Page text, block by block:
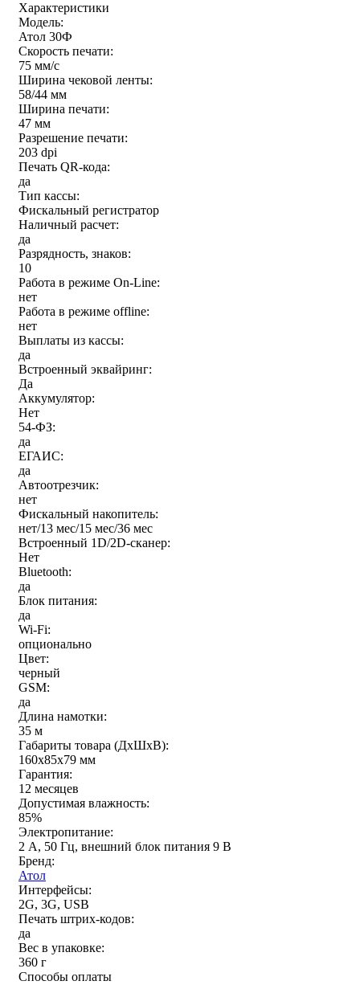
Характеристики
Модель:
Атол 30Ф
Скорость печати:
75 мм/с
Ширина чековой ленты:
58/44 мм
Ширина печати:
47 мм
Разрешение печати:
203 dpi
Печать QR-кода:
да
Тип кассы:
Фискальный регистратор
Наличный расчет:
да
Разрядность, знаков:
10
Работа в режиме On-Line:
нет
Работа в режиме offline:
нет
Выплаты из кассы:
да
Встроенный эквайринг:
Да
Аккумулятор:
Нет
54-ФЗ:
да
ЕГАИС:
да
Автоотрезчик:
нет
Фискальный накопитель:
нет/13 мес/15 мес/36 мес
Встроенный 1D/2D-сканер:
Нет
Bluetooth:
да
Блок питания:
да
Wi-Fi:
опционально
Цвет:
черный
GSM:
да
Длина намотки:
35 м
Габариты товара (ДxШxВ):
160х85х79 мм
Гарантия:
12 месяцев
Допустимая влажность:
85%
Электропитание:
2 А, 50 Гц, внешний блок питания 9 В
Бренд:
Атол
Интерфейсы:
2G, 3G, USB
Печать штрих-кодов:
да
Вес в упаковке:
360 г
Способы оплаты